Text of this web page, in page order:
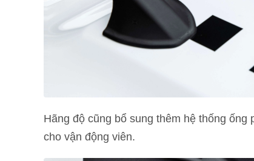
Hãng độ cũng bổ sung thêm hệ thống
cho vận động viên.